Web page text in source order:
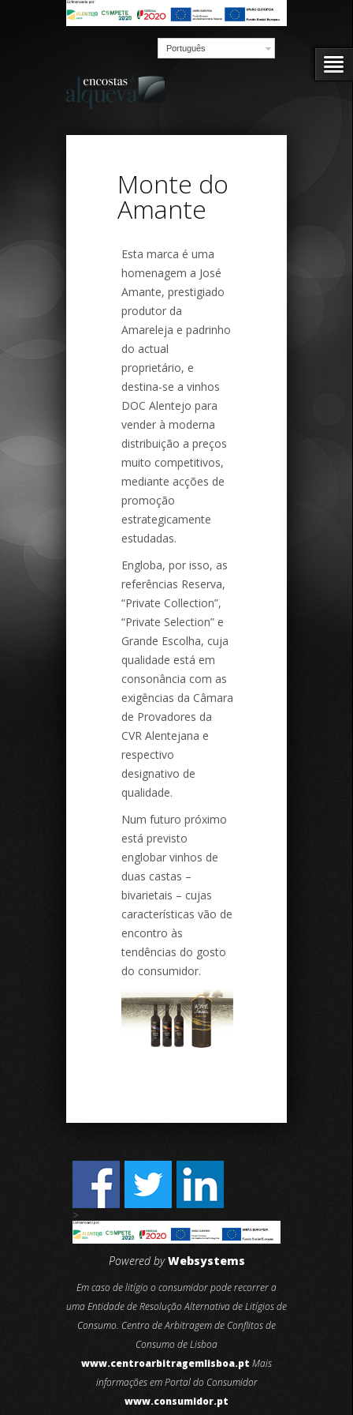
Português
Monte do
Amante
Esta marca é uma
homenagem a José
Amante, prestigiado
produtor da
Amareleja e padrinho
do actual
proprietário, e
destina-se a vinhos
DOC Alentejo para
vender à moderna
distribuição a preços
muito competitivos,
mediante acções de
promoção
estrategicamente
estudadas.
Engloba, por isso, as
referências Reserva,
“Private Collection”,
“Private Selection” e
Grande Escolha, cuja
qualidade está em
consonância com as
exigências da Câmara
de Provadores da
CVR Alentejana e
respectivo
designativo de
qualidade.
Num futuro próximo
está previsto
englobar vinhos de
duas castas –
bivarietais – cujas
características vão de
encontro às
tendências do gosto
do consumidor.
>
Powered byWebsystems
Em caso de litígio o consumidor pode recorrer a
uma Entidade de Resolução Alternativa de Litígios de
Consumo. Centro de Arbitragem de Conflitos de
Consumo de Lisboa
www.centroarbitragemlisboa.pt Mais
informações em Portal do Consumidor
www.consumidor.pt